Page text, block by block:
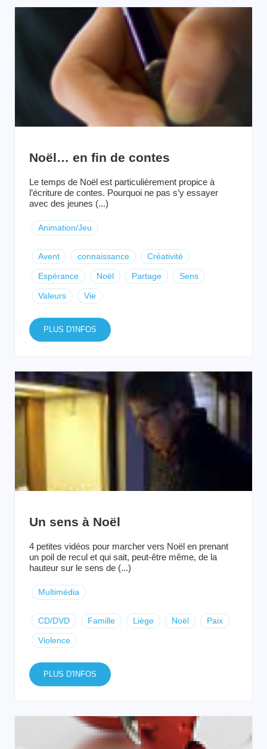
Noël… en fin de contes
Le temps de Noël est particulièrement propice à
l’écriture de contes. Pourquoi ne pas s’y essayer
avec des jeunes (...)
Animation/Jeu
Avent connaissance Créativité
Espérance Noël Partage Sens
Valeurs Vie
PLUS D'INFOS
Un sens à Noël
4 petites vidéos pour marcher vers Noël en prenant
un poil de recul et qui sait, peut-être même, de la
hauteur sur le sens de (...)
Multimédia
CD/DVD Famille Liège Noël Paix
Violence
PLUS D'INFOS